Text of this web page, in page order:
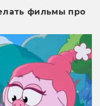
фильмы про